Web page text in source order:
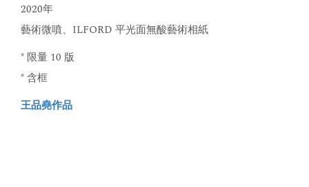
2020年
藝術微噴、ILFORD 平光面無酸藝術相紙
* 限量 10 版
* 含框
王品堯作品